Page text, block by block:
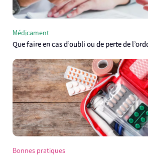
Médicament
Que faire en cas d’oubli ou de perte de
Bonnes pratiques